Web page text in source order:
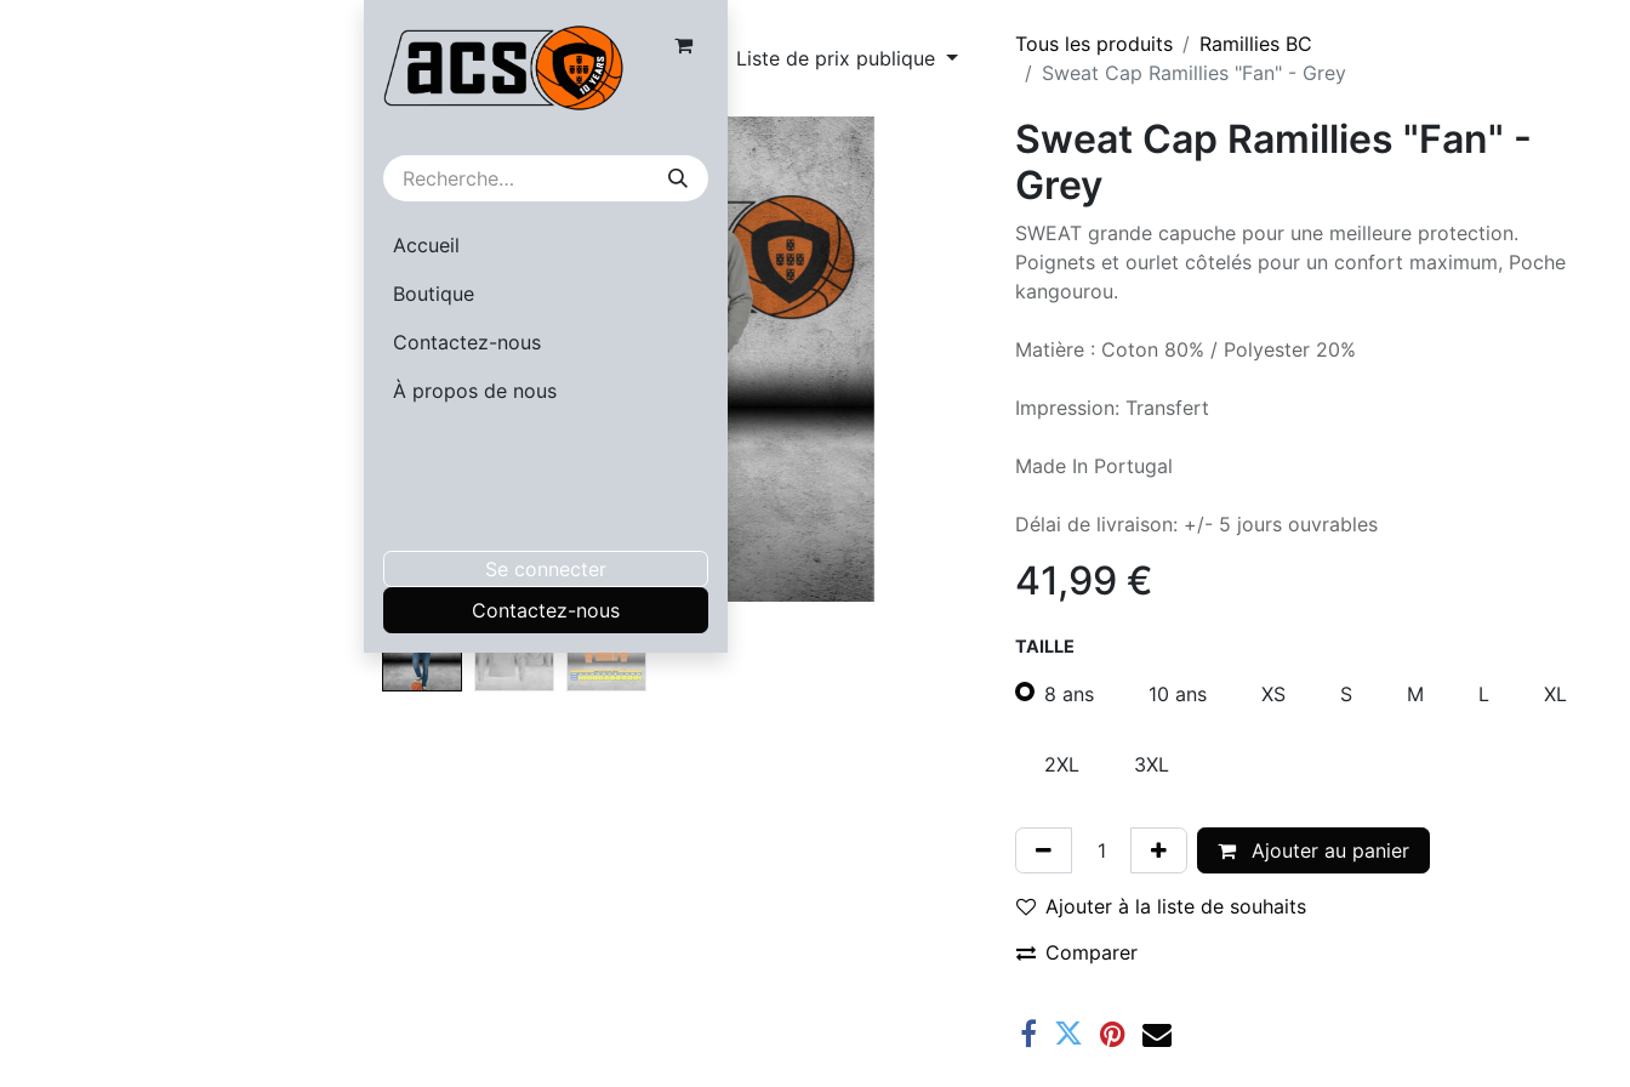
Accueil
Boutique
Contactez-nous
À propos de nous
Se connecter
Contactez-nous
Liste de prix publique
Tous les produits
Ramillies BC
Sweat Cap Ramillies "Fan" - Grey
SALE
Sweat Cap Ramillies "Fan" -
Grey
SWEAT grande capuche pour une meilleure protection.
Poignets et ourlet côtelés pour un confort maximum, Poche
kangourou.
Matière : Coton 80% / Polyester 20%
Impression: Transfert
Made In Portugal
Délai de livraison: +/- 5 jours ouvrables
41,99 €
TAILLE
8 ans 10 ans XS S M L XL
2XL 3XL
Ajouter au panier
Ajouter à la liste de souhaits
Comparer